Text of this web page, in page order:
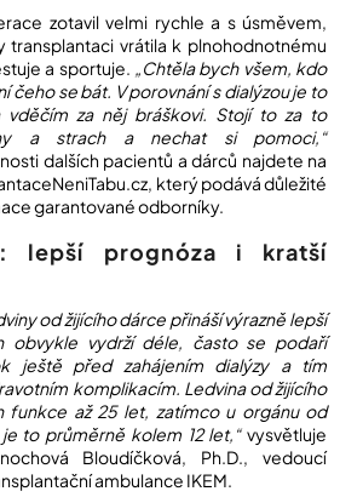
zotavil velmi rychle a s úsměvem,
transplantaci vrátila k plnohodnotnému
a sportuje. „Chtěla bych všem, kdo
čeho se bát. V porovnání s dialýzou je to
vděčím za něj bráškovi. Stojí to za to
a strach a nechat si pomoci,“
dalších pacientů a dárců najdete na
, který podává důležité
garantované odborníky.
lepší prognóza i kratší
od žijícího dárce přináší výrazně lepší
obvykle vydrží déle, často se podaří
ještě před zahájením dialýzy a tím
komplikacím. Ledvina od žijícího
funkce až 25 let, zatímco u orgánu od
to průměrně kolem 12 let,“vysvětluje
Bloudíčková, Ph.D., vedoucí
ambulance IKEM.